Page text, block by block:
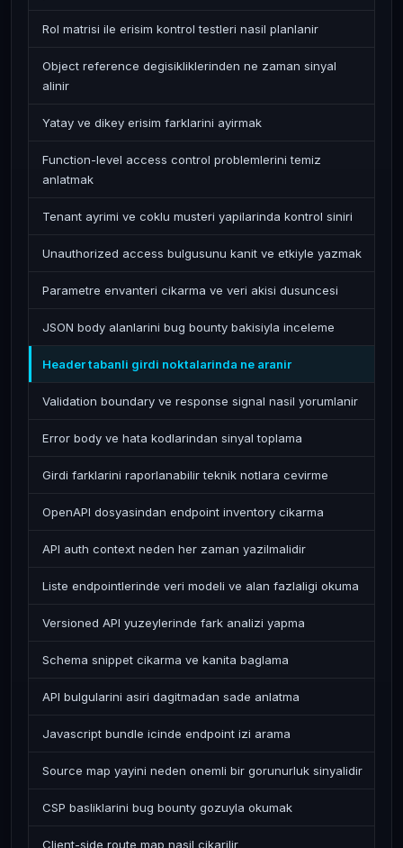
Rol matrisi ile erisim kontrol testleri nasil planlanir
Object reference degisikliklerinden ne zaman sinyal
alinir
Yatay ve dikey erisim farklarini ayirmak
Function-level access control problemlerini temiz
anlatmak
Tenant ayrimi ve coklu musteri yapilarinda kontrol siniri
Unauthorized access bulgusunu kanit ve etkiyle yazmak
Parametre envanteri cikarma ve veri akisi dusuncesi
JSON body alanlarini bug bounty bakisiyla inceleme
Header tabanli girdi noktalarinda ne aranir
Validation boundary ve response signal nasil yorumlanir
Error body ve hata kodlarindan sinyal toplama
Girdi farklarini raporlanabilir teknik notlara cevirme
OpenAPI dosyasindan endpoint inventory cikarma
API auth context neden her zaman yazilmalidir
Liste endpointlerinde veri modeli ve alan fazlaligi okuma
Versioned API yuzeylerinde fark analizi yapma
Schema snippet cikarma ve kanita baglama
API bulgularini asiri dagitmadan sade anlatma
Javascript bundle icinde endpoint izi arama
Source map yayini neden onemli bir gorunurluk sinyalidir
CSP basliklarini bug bounty gozuyla okumak
Client-side route map nasil cikarilir